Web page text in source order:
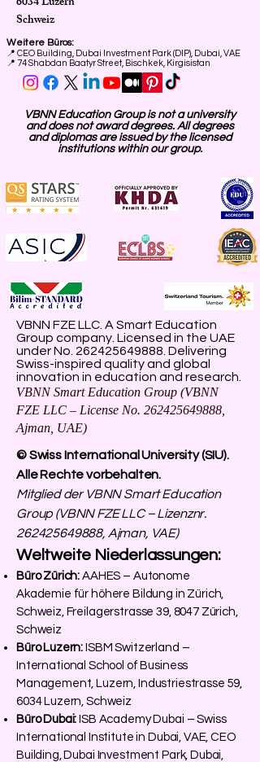
Schweiz
Weitere Büros:
📍 CEO Building, Dubai Investment Park (DIP), Dubai, VAE
📍 74 Shabdan Baatyr Street, Bischkek, Kirgisistan
VBNN Education Group is not a university
and does not award degrees. All degrees
and diplomas are issued by the licensed
institutions within our group.
VBNN FZE LLC. A Smart Education
Group company. Licensed in the UAE
under No. 262425649888 . Delivering
Swiss-inspired quality and global
innovation in education and research.
VBNN Smart Education Group (VBNN
FZE LLC – License No. 262425649888
Ajman, UAE)
© Swiss International University (SIU).
Alle Rechte vorbehalten.
Mitglied der VBNN Smart Education
Group (VBNN FZE LLC – Lizenznr.
262425649888, Ajman, VAE)
Weltweite Niederlassungen:
Büro Zürich: AAHES – Autonome
Akademie für höhere Bildung in Zürich,
Schweiz, Freilagerstrasse 39, 8047 Zürich,
Schweiz
Büro Luzern: ISBM Switzerland –
International School of Business
Management, Luzern, Industriestrasse 59,
6034 Luzern, Schweiz
Büro Dubai: ISB Academy Dubai – Swiss
International Institute in Dubai, VAE, CEO
Building, Dubai Investment Park, Dubai,